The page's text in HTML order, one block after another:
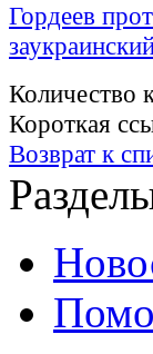
Гордеев
Количество
Короткая
Возврат к